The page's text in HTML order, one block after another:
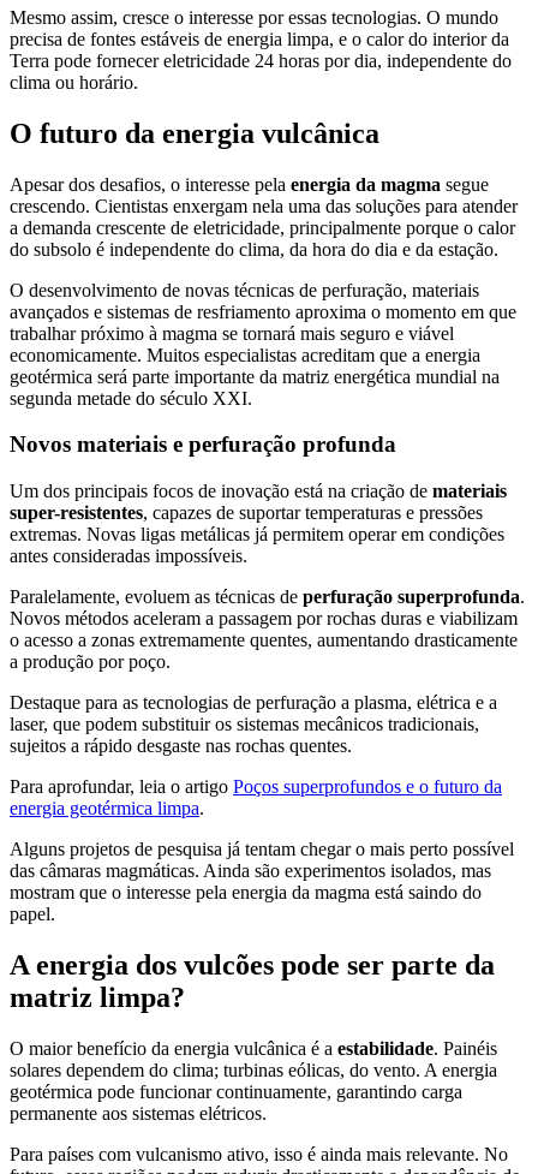
Mesmo assim, cresce o interesse por essas tecnologias. O mundo
precisa de fontes estáveis de energia limpa, e o calor do interior da
Terra pode fornecer eletricidade 24 horas por dia, independente do
clima ou horário.
O futuro da energia vulcânica
Apesar dos desafios, o interesse pela energia da magma segue
crescendo. Cientistas enxergam nela uma das soluções para atender
a demanda crescente de eletricidade, principalmente porque o calor
do subsolo é independente do clima, da hora do dia e da estação.
O desenvolvimento de novas técnicas de perfuração, materiais
avançados e sistemas de resfriamento aproxima o momento em que
trabalhar próximo à magma se tornará mais seguro e viável
economicamente. Muitos especialistas acreditam que a energia
geotérmica será parte importante da matriz energética mundial na
segunda metade do século XXI.
Novos materiais e perfuração profunda
Um dos principais focos de inovação está na criação de materiais
super-resistentes, capazes de suportar temperaturas e pressões
extremas. Novas ligas metálicas já permitem operar em condições
antes consideradas impossíveis.
Paralelamente, evoluem as técnicas de perfuração superprofunda.
Novos métodos aceleram a passagem por rochas duras e viabilizam
o acesso a zonas extremamente quentes, aumentando drasticamente
a produção por poço.
Destaque para as tecnologias de perfuração a plasma, elétrica e a
laser, que podem substituir os sistemas mecânicos tradicionais,
sujeitos a rápido desgaste nas rochas quentes.
Para aprofundar, leia o artigo Poços superprofundos e o futuro da
energia geotérmica limpa.
Alguns projetos de pesquisa já tentam chegar o mais perto possível
das câmaras magmáticas. Ainda são experimentos isolados, mas
mostram que o interesse pela energia da magma está saindo do
papel.
A energia dos vulcões pode ser parte da
matriz limpa?
O maior benefício da energia vulcânica é a estabilidade. Painéis
solares dependem do clima; turbinas eólicas, do vento. A energia
geotérmica pode funcionar continuamente, garantindo carga
permanente aos sistemas elétricos.
Para países com vulcanismo ativo, isso é ainda mais relevante. No